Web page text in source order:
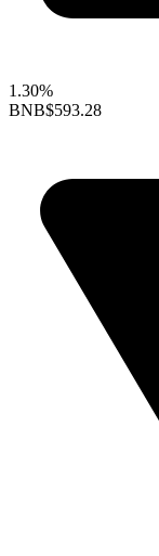
1.30%
BNB$593.28